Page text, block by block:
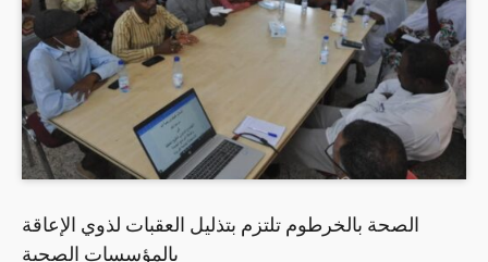
الصحة بالخرطوم تلتزم بتذليل العقبات لذوي الإعاقة
بالمؤسسات الصحية